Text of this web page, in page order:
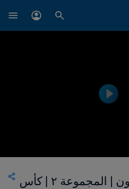
البرازيل والكاميرون | المجموعة ٢ | كأس